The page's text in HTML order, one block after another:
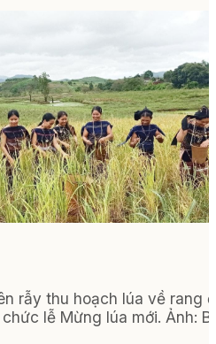
rẫy thu hoạch lúa về rang
lễ Mừng lúa mới. Ảnh: